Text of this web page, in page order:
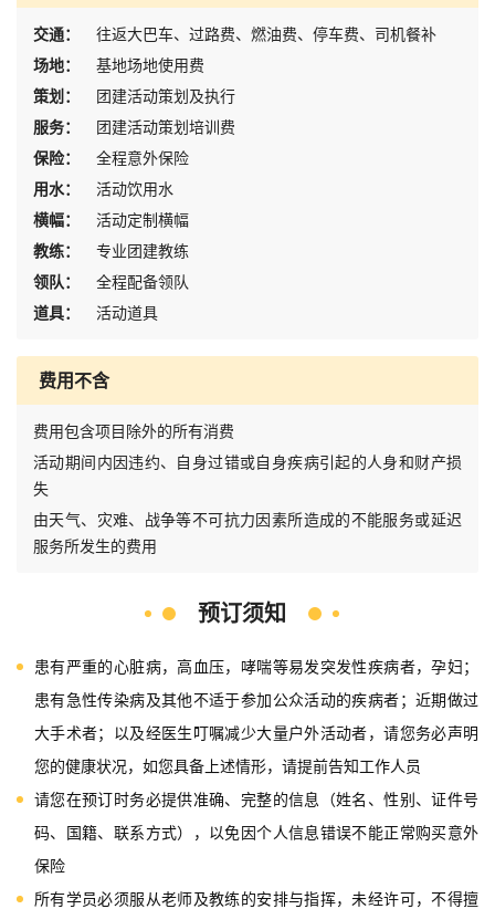
交通：
往返大巴车、过路费、燃油费、停车费、司机餐补
场地：
基地场地使用费
策划：
团建活动策划及执行
服务：
团建活动策划培训费
保险：
全程意外保险
用水：
活动饮用水
横幅：
活动定制横幅
教练：
专业团建教练
领队：
全程配备领队
道具：
活动道具
费用不含
费用包含项目除外的所有消费
活动期间内因违约、自身过错或自身疾病引起的人身和财产损
失
由天气、灾难、战争等不可抗力因素所造成的不能服务或延迟
服务所发生的费用
预订须知
患有严重的心脏病，高血压，哮喘等易发突发性疾病者，孕妇；
患有急性传染病及其他不适于参加公众活动的疾病者；近期做过
大手术者；以及经医生叮嘱减少大量户外活动者，请您务必声明
您的健康状况，如您具备上述情形，请提前告知工作人员
请您在预订时务必提供准确、完整的信息（姓名、性别、证件号
码、国籍、联系方式），以免因个人信息错误不能正常购买意外
保险
所有学员必须服从老师及教练的安排与指挥，未经许可，不得擅